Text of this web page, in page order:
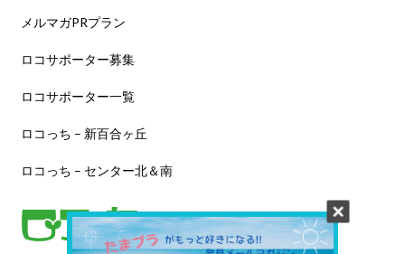
メルマガPRプラン
ロコサポーター募集
ロコサポーター一覧
ロコっち – 新百合ヶ丘
ロコっち – センター北＆南